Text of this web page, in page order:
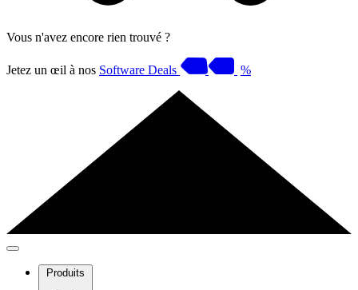
Vous n'avez encore rien trouvé ?
Jetez un œil à nos Software Deals %
Produits